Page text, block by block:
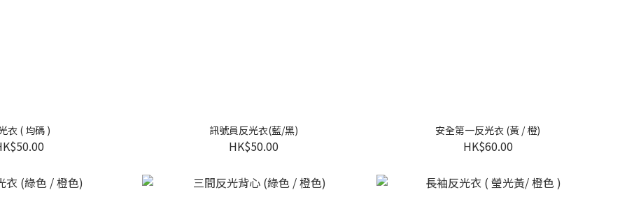
衣 ( 均碼 ) 訊號員反光衣(藍/黑)
HK$50.00
安全第一反光衣 (黃 / 橙)
HK$60.00